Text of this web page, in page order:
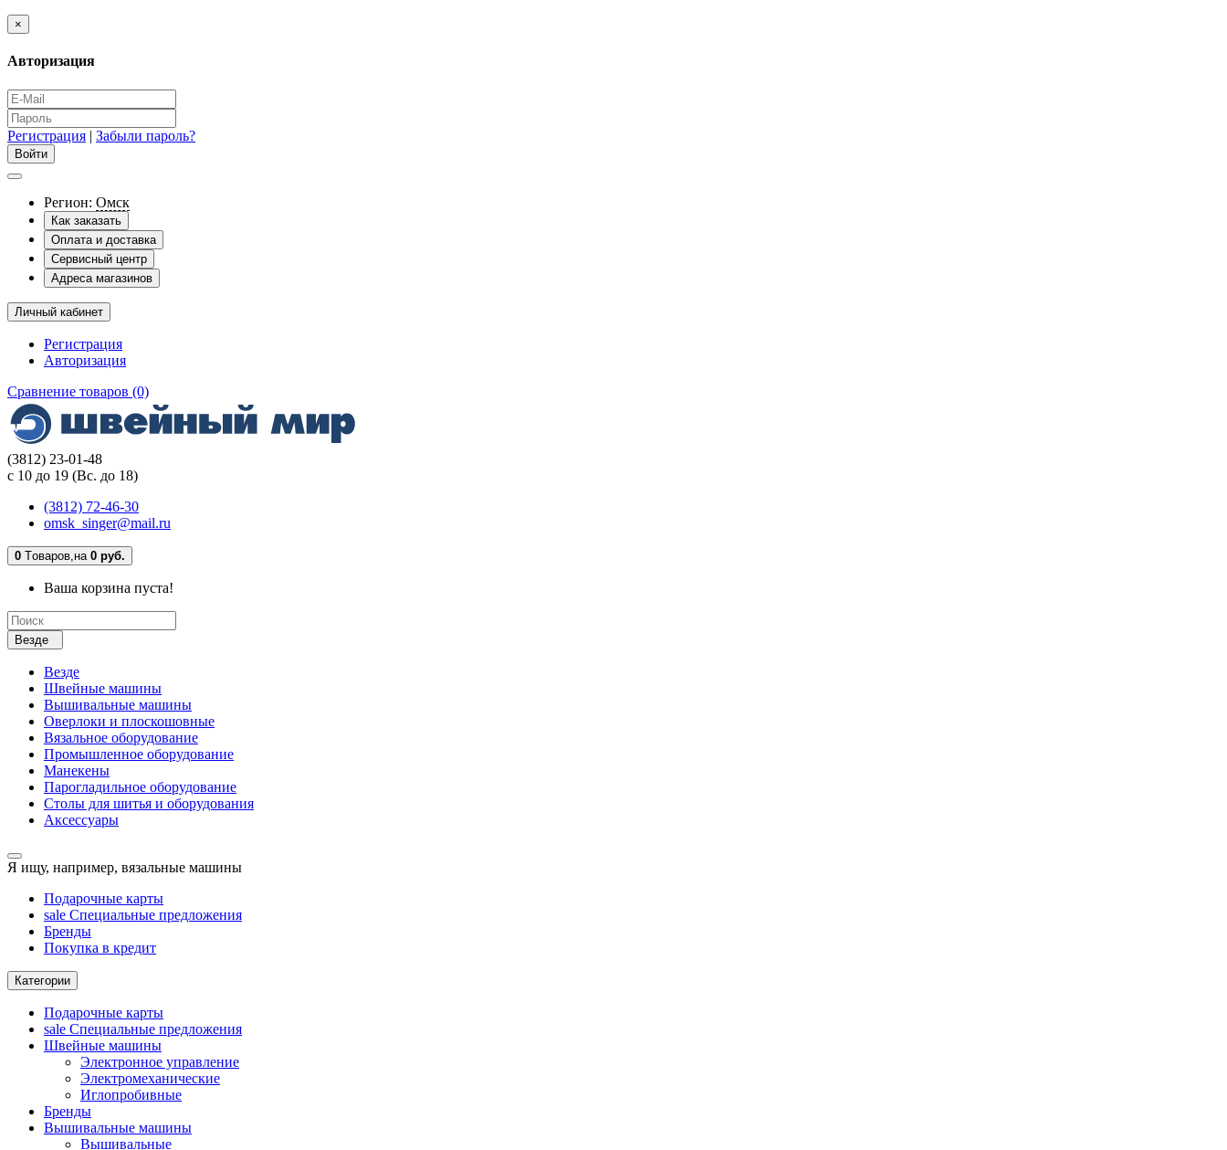
×
Авторизация
Регистрация | Забыли пароль?
Регион: Омск
Как заказать
Оплата и доставка
Сервисный центр
Адреса магазинов
Личный кабинет
Регистрация
Авторизация
Сравнение товаров (0)
(3812) 23-01-48
с 10 до 19 (Вс. до 18)
(3812) 72-46-30
omsk_singer@mail.ru
0 Tоваров,на 0 руб.
Ваша корзина пуста!
Везде
Везде
Швейные машины
Вышивальные машины
Оверлоки и плоскошовные
Вязальное оборудование
Промышленное оборудование
Манекены
Парогладильное оборудование
Столы для шитья и оборудования
Аксессуары
Я ищу, например, вязальные машины
Подарочные карты
sale Специальные предложения
Бренды
Покупка в кредит
Категории
Подарочные карты
sale Специальные предложения
Швейные машины
Электронное управление
Электромеханические
Иглопробивные
Бренды
Вышивальные машины
Вышивальные